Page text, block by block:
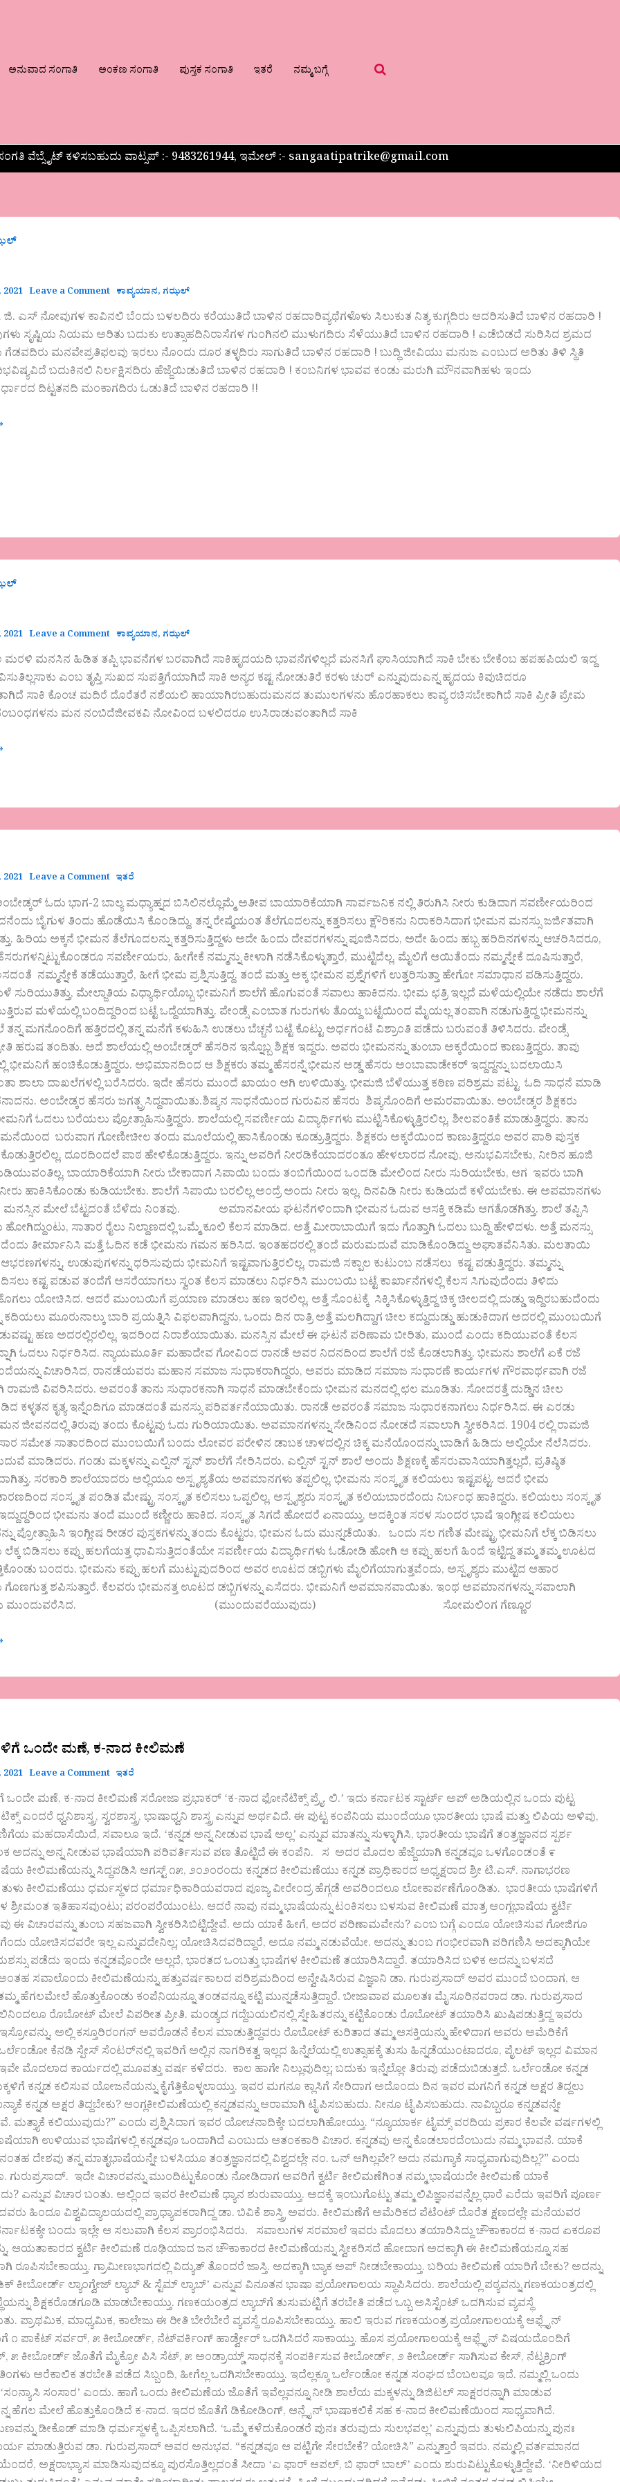
ಅನುವಾದ ಸಂಗಾತಿ ಅಂಕಣ ಸಂಗಾತಿ ಪುಸ್ತಕ ಸಂಗಾತಿ ಇತರೆ ನಮ್ಮ ಬಗ್ಗೆ
ವೆಬ್ಸೈಟ್ ಕಳಿಸಬಹುದು ವಾಟ್ಸಪ್‌ :- 9483261944, ಇಮೇಲ್ :- sangaatipatrike@gmail.com
Leave a Comment ಕಾವ್ಯಯಾನ, ಗಝಲ್
ಎಸ್ ನೋವುಗಳ ಕಾವಿನಲಿ ಬೆಂದು ಬಳಲದಿರು ಕರೆಯುತಿದೆ ಬಾಳಿನ ರಹದಾರಿವ್ಯಥೆಗಳೊಳು ಸಿಲುಕುತ ನಿತ್ಯ ಕುಗ್ಗದಿರು ಆದರಿಸುತಿದೆ ಬಾಳಿನ ರಹದಾರಿ !
ಸೃಷ್ಟಿಯ ನಿಯಮ ಅರಿತು ಬದುಕು ಉತ್ಸಾಹದಿನಿರಾಸೆಗಳ ಗುಂಗಿನಲಿ ಮುಳುಗದಿರು ಸೆಳೆಯುತಿದೆ ಬಾಳಿನ ರಹದಾರಿ ! ಎಡೆಬಿಡದೆ ಸುರಿಸಿದ ಶ್ರಮದ
ಗೆಡವದಿರು ಮನವೇಪ್ರತಿಫಲವು ಇರಲು ನೊಂದು ದೂರ ತಳ್ಳದಿರು ಸಾಗುತಿದೆ ಬಾಳಿನ ರಹದಾರಿ ! ಬುದ್ಧಿ ಜೀವಿಯು ಮನುಜ ಎಂಬುದ ಅರಿತು ತಿಳಿ ಸ್ಥಿತಿ
ಬದುಕಿನಲಿ ನಿರ್ಲಕ್ಷಿಸದಿರು ಹೆಜ್ಜೆಯಿಡುತಿದೆ ಬಾಳಿನ ರಹದಾರಿ ! ಕಂಬನಿಗಳ ಭಾವವ ಕಂಡು ಮರುಗಿ ಮೌನವಾಗಿಹಳು ಇಂದು
ದಿಟ್ಟತನದಿ ಮಂಕಾಗದಿರು ಓಡುತಿದೆ ಬಾಳಿನ ರಹದಾರಿ !!
Leave a Comment ಕಾವ್ಯಯಾನ, ಗಝಲ್
ಮರಳಿ ಮನಸಿನ ಹಿಡಿತ ತಪ್ಪಿ ಭಾವನೆಗಳ ಬರವಾಗಿದೆ‌‌ ಸಾಕಿಹೃದಯದಿ ಭಾವನೆಗಳಿಲ್ಲದೆ ಮನಸಿಗೆ ಘಾಸಿಯಾಗಿದೆ ಸಾಕಿ ಬೇಕು ಬೇಕೆಂಬ ಹಪಹಪಿಯಲಿ ಇದ್ದ
ಎಂಬ ತೃಪ್ತಿ ಸುಖದ ಸುಪತ್ತಿಗೆಯಾಗಿದೆ ಸಾಕಿ ಅನ್ಯರ ಕಷ್ಟ ನೋಡುತಿರೆ ಕರಳು ಚುರ್ ಎನ್ನುವುದುಎನ್ನ ಹೃದಯ ಕಿವುಚಿದರೂ
ಸಾಕಿ ಕೊಂಚ ಮದಿರೆ ದೊರೆತರೆ ನಶೆಯಲಿ ಹಾಯಾಗಿರಬಹುದುಮನದ ತುಮುಲಗಳನು ಹೊರಹಾಕಲು ಕಾವ್ಯ ರಚಿಸಬೇಕಾಗಿದೆ ಸಾಕಿ ಪ್ರೀತಿ ಪ್ರೇಮ
ಮನ ನಂಬಿದೆಜೀವಕವಿ ನೋವಿಂದ ಬಳಲಿದರೂ ಉಸಿರಾಡುವಂತಾಗಿದೆ ಸಾಕಿ
Leave a Comment ಇತರೆ
ಓದು ಭಾಗ-2 ಬಾಲ್ಯ ಮಧ್ಯಾಹ್ನದ ಬಿಸಿಲಿನಲ್ಲೊಮ್ಮೆ ಅತೀವ ಬಾಯಾರಿಕೆಯಾಗಿ ಸಾರ್ವಜನಿಕ ನಲ್ಲಿ ತಿರುಗಿಸಿ ನೀರು ಕುಡಿದಾಗ ಸವರ್ಣೀಯರಿಂದ
ಬೈಗುಳ ತಿಂದು ಹೊಡೆಯಿಸಿ ಕೊಂಡಿದ್ದು, ತನ್ನ ರೇಷ್ಮೆಯಂತ ತೆಲೆಗೂದಲನ್ನು ಕತ್ತರಿಸಲು ಕ್ಷೌರಿಕನು ನಿರಾಕರಿಸಿದಾಗ ಭೀಮನ ಮನಸ್ಸು ಜರ್ಜಿತವಾಗಿ
ಹಿರಿಯ ಅಕ್ಕನೆ ಭೀಮನ ತೆಲೆಗೂದಲನ್ನು ಕತ್ತರಿಸುತ್ತಿದ್ದಳು ಅದೇ ಹಿಂದು ದೇವರಗಳನ್ನು ಪೂಜಿಸಿದರು, ಅದೇ ಹಿಂದು ಹಬ್ಬ ಹರಿದಿನಗಳನ್ನು ಆಚರಿಸಿದರೂ,
ಸವರ್ಣೀಯರು, ಹೀಗೇಕೆ ನಮ್ಮನ್ನು ಕೀಳಾಗಿ ನಡೆಸಿಕೊಳ್ಳುತ್ತಾರೆ, ಮುಟ್ಟಿದೆಲ್ಲ, ಮೈಲಿಗೆ ಆಯಿತೆಂದು ನಮ್ಮನ್ನೇಕೆ ದೂಷಿಸುತ್ತಾರೆ,
ನಮ್ಮನ್ನೇಕೆ ತಡೆಯುತ್ತಾರೆ, ಹೀಗೆ ಭೀಮ ಪ್ರಶ್ನಿಸುತ್ತಿದ್ದ. ತಂದೆ ಮತ್ತು ಅಕ್ಕ ಭೀಮನ ಪ್ರಶ್ನೆಗಳಿಗೆ ಉತ್ತರಿಸುತ್ತಾ ಹೇಗೋ ಸಮಾಧಾನ ಪಡಿಸುತ್ತಿದ್ದರು.
ಸುರಿಯುತಿತ್ತು, ಮೇಲ್ಜಾತಿಯ ವಿಧ್ಯಾರ್ಥಿಯೊಬ್ಬ ಭೀಮನಿಗೆ ಶಾಲೆಗೆ ಹೊಗುವಂತೆ ಸವಾಲು ಹಾಕಿದನು. ಭೀಮ ಛತ್ರಿ ಇಲ್ಲದೆ ಮಳೆಯಲ್ಲಿಯೇ ನಡೆದು ಶಾಲೆಗೆ
ಮಳೆಯಲ್ಲಿ ಬಂದಿದ್ದರಿಂದ ಬಟ್ಟೆ ಒದ್ದೆಯಾಗಿತ್ತು. ಪೇಂಡ್ಸೆ ಎಂಬಾತ ಗುರುಗಳು ತೊಯ್ದ ಬಟ್ಟೆಯಿಂದ ಮೈಯಲ್ಲ ತಂಪಾಗಿ ನಡುಗುತ್ತಿದ್ದ ಭೀಮನನ್ನು
ಮಗನೊಂದಿಗೆ ಹತ್ತಿರದಲ್ಲಿ ತನ್ನ ಮನೆಗೆ ಕಳುಹಿಸಿ ಉಡಲು ಬೆಚ್ಚನೆ ಬಟ್ಟೆ ಕೊಟ್ಟು ಅರ್ಧಗಂಟೆ ವಿಶ್ರಾಂತಿ ಪಡೆದು ಬರುವಂತೆ ತಿಳಿಸಿದರು. ಪೇಂಡ್ಸೆ
ಹರುಷ ತಂದಿತು. ಅದೆ ಶಾಲೆಯಲ್ಲಿ ಅಂಬೇಡ್ಕರ್ ಹೆಸರಿನ ಇನ್ನೊಬ್ಬ ಶಿಕ್ಷಕ ಇದ್ದರು. ಅವರು ಭೀಮನನ್ನು ತುಂಬಾ ಅಕ್ಕರೆಯಿಂದ ಕಾಣುತ್ತಿದ್ದರು. ತಾವು
ಹಂಚಿಕೊಡುತ್ತಿದ್ದರು. ಅಭಿಮಾನದಿಂದ ಆ ಶಿಕ್ಷಕರು ತಮ್ಮ ಹೆಸರನ್ನೆ ಭೀಮನ ಅಡ್ಡ ಹೆಸರು ಅಂಬಾವಾಡೇಕರ್ ಇದ್ದದ್ದನ್ನು ಬದಲಾಯಿಸಿ
ಶಾಲಾ ದಾಖಲೆಗಳಲ್ಲಿ ಬರೆಸಿದರು. ಇದೇ ಹೆಸರು ಮುಂದೆ ಖಾಯಂ ಆಗಿ ಉಳಿಯಿತ್ತು. ಭೀಮಜಿ ಬೆಳೆಯುತ್ತ ಕಠಿಣ ಪರಿಶ್ರಮ ಪಟ್ಟು ಓದಿ ಸಾಧನೆ ಮಾಡಿ
ಅಂಬೇಡ್ಕರ ಹೆಸರು ಜಗತ್ಪ್ರಸಿದ್ದವಾಯಿತು.ಶಿಷ್ಯನ ಸಾಧನೆಯಿಂದ ಗುರುವಿನ ಹೆಸರು ಶಿಷ್ಯನೊಂದಿಗೆ ಅಮರವಾಯಿತು. ಅಂಬೇಡ್ಕರ ಶಿಕ್ಷಕರು
ಓದಲು ಬರೆಯಲು ಪ್ರೋತ್ಸಾಹಿಸುತ್ತಿದ್ದರು. ಶಾಲೆಯಲ್ಲಿ ಸವರ್ಣೀಯ ವಿದ್ಯಾರ್ಥಿಗಳು ಮುಟ್ಟಿಸಿಕೊಳ್ಳುತ್ತಿರಲಿಲ್ಲ. ಶೀಲವಂತಿಕೆ ಮಾಡುತ್ತಿದ್ದರು. ತಾನು
ಮನೆಯಿಂದ ಬರುವಾಗ ಗೋಣೀಚೀಲ ತಂದು ಮೂಲೆಯಲ್ಲಿ ಹಾಸಿಕೊಂಡು ಕೂಡ್ರುತ್ತಿದ್ದರು. ಶಿಕ್ಷಕರು ಅಕ್ಕರೆಯಿಂದ ಕಾಣುತ್ತಿದ್ದರೂ ಅವರ ಪಾಠಿ ಪುಸ್ತಕ
ದೂರದಿಂದಲೆ ಪಾಠ ಹೇಳಿಕೊಡುತ್ತಿದ್ದರು. ಇನ್ನು ಅವರಿಗೆ ನೀರಡಿಕೆಯಾದರಂತೂ ಹೇಳಲಾರದ ನೋವು, ಅನುಭವಿಸಬೇಕು, ನೀರಿನ ಹೂಜಿ
ಬಾಯಾರಿಕೆಯಾಗಿ ನೀರು ಬೇಕಾದಾಗ ಸಿಪಾಯಿ ಬಂದು ತಂಬಿಗೆಯಿಂದ ಒಂದಡಿ ಮೇಲಿಂದ ನೀರು ಸುರಿಯಬೇಕು, ಆಗ ಇವರು ಬಾಗಿ
ಹಾಕಿಸಿಕೊಂಡು ಕುಡಿಯಬೇಕು. ಶಾಲೆಗೆ ಸಿಪಾಯಿ ಬರಲಿಲ್ಲ ಅಂದ್ರೆ ಅಂದು ನೀರು ಇಲ್ಲ. ದಿನವಿಡಿ ನೀರು ಕುಡಿಯದೆ ಕಳೆಯಬೇಕು. ಈ ಅಪಮಾನಗಳು
ಮನಸ್ಸಿನ ಮೇಲೆ ಬೆಟ್ಟದಂತೆ ಬೆಳೆದು ನಿಂತವು. ಅಮಾನವೀಯ ಘಟನೆಗಳಿಂದಾಗಿ ಭೀಮನ ಓದುವ ಆಸಕ್ತಿ ಕಡಿಮೆ ಆಗತೊಡಗಿತ್ತು. ಶಾಲೆ ತಪ್ಪಿಸಿ
ಸಾತಾರ ರೈಲು ನಿಲ್ದಾಣದಲ್ಲಿ ಒಮ್ಮೆ ಕೂಲಿ ಕೆಲಸ ಮಾಡಿದ. ಅತ್ತೆ ಮೀರಾಬಾಯಿಗೆ ಇದು ಗೊತ್ತಾಗಿ ಓದಲು ಬುದ್ದಿ ಹೇಳಿದಳು. ಅತ್ತೆ ಮನಸ್ಸು
ತೀರ್ಮಾನಿಸಿ ಮತ್ತೆ ಓದಿನ ಕಡೆ ಭೀಮನು ಗಮನ ಹರಿಸಿದ. ಇಂತಹದರಲ್ಲಿ ತಂದೆ ಮರುಮದುವೆ ಮಾಡಿಕೊಂಡಿದ್ದು ಅಘಾತವೆನಿಸಿತು. ಮಲತಾಯಿ
ಉಡುಪುಗಳನ್ನು ಧರಿಸುವುದು ಭೀಮನಿಗೆ ಇಷ್ಟವಾಗುತ್ತಿರಲಿಲ್ಲ. ರಾಮಜಿ ಸಕ್ಪಾಲ ಕುಟುಂಬ ನಡೆಸಲು ಕಷ್ಟ ಪಡುತ್ತಿದ್ದರು. ತಮ್ಮನ್ನು
ಕಷ್ಟ ಪಡುವ ತಂದೆಗೆ ಆಸರೆಯಾಗಲು ಸ್ವಂತ ಕೆಲಸ ಮಾಡಲು ನಿರ್ಧರಿಸಿ ಮುಂಬಯಿ ಬಟ್ಟೆ ಕಾರ್ಖಾನೆಗಳಲ್ಲಿ ಕೆಲಸ ಸಿಗುವುದೆಂದು ತಿಳಿದು
ಯೋಚಿಸಿದ. ಆದರೆ ಮುಂಬಯಿಗೆ ಪ್ರಯಾಣ ಮಾಡಲು ಹಣ ಇರಲಿಲ್ಲ. ಅತ್ತೆ ಸೊಂಟಕ್ಕೆ ಸಿಕ್ಕಿಸಿಕೊಳ್ಳುತ್ತಿದ್ದ ಚಿಕ್ಕ ಚೀಲದಲ್ಲಿ ದುಡ್ಡು ಇದ್ದಿರಬಹುದೆಂದು
ಮೂರುನಾಲ್ಕು ಬಾರಿ ಪ್ರಯತ್ನಿಸಿ ವಿಫಲವಾಗಿದ್ದನು, ಒಂದು ದಿನ ರಾತ್ರಿ ಅತ್ತೆ ಮಲಗಿದ್ದಾಗ ಚೀಲ ಕದ್ದುದುಡ್ಡು ಹುಡುಕಿದಾಗ ಅದರಲ್ಲಿ ಮುಂಬಯಿಗೆ
ಹಣ ಅದರಲ್ಲಿರಲಿಲ್ಲ. ಇದರಿಂದ ನಿರಾಶೆಯಾಯಿತು. ಮನಸ್ಸಿನ ಮೇಲೆ ಈ ಘಟನೆ ಪರಿಣಾಮ ಬೀರಿತು, ಮುಂದೆ ಎಂದು ಕದಿಯುವಂತೆ ಕೆಲಸ
ಓದಲು ನಿರ್ಧರಿಸಿದ. ನ್ಯಾಯಮೂರ್ತಿ ಮಹಾದೇವ ಗೋವಿಂದ ರಾನಡೆ ಅವರ ನಿದನದಿಂದ ಶಾಲೆಗೆ ರಜೆ ಕೊಡಲಾಗಿತ್ತು. ಭೀಮನು ಶಾಲೆಗೆ ಏಕೆ ರಜೆ
ವಿಚಾರಿಸಿದ, ರಾನಡೆಯವರು ಮಹಾನ ಸಮಾಜ ಸುಧಾಕರಾಗಿದ್ದರು, ಅವರು ಮಾಡಿದ ಸಮಾಜ ಸುಧಾರಣೆ ಕಾರ್ಯಗಳ ಗೌರವಾರ್ಥವಾಗಿ ರಜೆ
ರಾಮಜಿ ವಿವರಿಸಿದರು. ಅವರಂತೆ ತಾನು ಸುಧಾರಕನಾಗಿ ಸಾಧನೆ ಮಾಡಬೇಕೆಂದು ಭೀಮನ ಮನದಲ್ಲಿ ಛಲ ಮೂಡಿತು. ಸೋದರತ್ತೆ ದುಡ್ಡಿನ ಚೀಲ
ಕಳ್ಳತನ ಕೃತ್ಯ ಇನ್ನೆಂದಿಗೂ ಮಾಡದಂತೆ ಮನಸ್ಸು ಪರಿವರ್ತನೆಯಾಯಿತು. ರಾನಡೆ ಅವರಂತೆ ಸಮಾಜ ಸುಧಾರಕನಾಗಲು ನಿರ್ಧರಿಸಿದ. ಈ ಎರಡು
ಜೀವನದಲ್ಲಿ ತಿರುವು ತಂದು ಕೊಟ್ಟವು ಓದು ಗುರಿಯಾಯಿತು. ಅವಮಾನಗಳನ್ನು ಸೇಡಿನಿಂದ ನೋಡದೆ ಸವಾಲಾಗಿ ಸ್ವೀಕರಿಸಿದ. 1904 ರಲ್ಲಿ ರಾಮಜಿ
ಸಮೇತ ಸಾತಾರದಿಂದ ಮುಂಬಯಿಗೆ ಬಂದು ಲೋವರ ಪರೇಳಿನ ಡಾಬಕ ಚಾಳದಲ್ಲಿನ ಚಿಕ್ಕ ಮನೆಯೊಂದನ್ನು ಬಾಡಿಗೆ ಹಿಡಿದು ಅಲ್ಲಿಯೇ ನೆಲೆಸಿದರು.
ಮಾಡಿದರು. ಗಂಡು ಮಕ್ಕಳನ್ನು ಎಲ್ಪಿನ್ ಸ್ಟನ್ ಶಾಲೆಗೆ ಸೇರಿಸಿದರು. ಎಲ್ಪಿನ್ ಸ್ಟನ್ ಶಾಲೆ ಅಂದು ಶಿಕ್ಷಣಕ್ಕೆ ಹೆಸರುವಾಸಿಯಾಗಿತ್ತಲ್ಲದೆ, ಪ್ರತಿಷ್ಠಿತ
ಸರಕಾರಿ ಶಾಲೆಯಾದರು ಅಲ್ಲಿಯೂ ಅಸ್ಪೃಶ್ಯತೆಯ ಅವಮಾನಗಳು ತಪ್ಪಲಿಲ್ಲ. ಭೀಮನು ಸಂಸ್ಕೃತ ಕಲಿಯಲು ಇಷ್ಟಪಟ್ಟ. ಆದರೆ ಭೀಮ
ಸಂಸ್ಕೃತ ಪಂಡಿತ ಮೇಷ್ಟ್ರು ಸಂಸ್ಕೃತ ಕಲಿಸಲು ಒಪ್ಪಲಿಲ್ಲ. ಅಸ್ಪೃಶ್ಯರು ಸಂಸ್ಕೃತ ಕಲಿಯಬಾರದೆಂದು ನಿರ್ಬಂಧ ಹಾಕಿದ್ದರು. ಕಲಿಯಲು ಸಂಸ್ಕೃತ
ಭೀಮನು ತಂದೆ ಮುಂದೆ ಕಣ್ಣೀರು ಹಾಕಿದ. ಸಂಸ್ಕೃತ ಸಿಗದೆ ಹೋದರೆ ಏನಾಯ್ತು, ಅದಕ್ಕಿಂತ ಸರಳ ಸುಂದರ ಭಾಷೆ ಇಂಗ್ಲೀಷ ಕಲಿಯಲು
ಪ್ರೋತ್ಸಾಹಿಸಿ ಇಂಗ್ಲೀಷ ರೀಡರ ಪುಸ್ತಕಗಳನ್ನು ತಂದು ಕೊಟ್ಟರು, ಭೀಮನ ಓದು ಮುನ್ನಡೆಯಿತು. ಒಂದು ಸಲ ಗಣಿತ ಮೇಷ್ಟ್ರು ಭೀಮನಿಗೆ ಲೆಕ್ಕ ಬಿಡಿಸಲು
ಲೆಕ್ಕ ಬಿಡಿಸಲು ಕಪ್ಪು ಹಲಗೆಯತ್ತ ಧಾವಿಸುತ್ತಿದಂತೆಯೇ ಸವರ್ಣೀಯ ವಿದ್ಯಾರ್ಥಿಗಳು ಓಡೋಡಿ ಹೋಗಿ ಆ ಕಪ್ಪು ಹಲಗೆ ಹಿಂದೆ ಇಟ್ಟಿದ್ದ ತಮ್ಮ ತಮ್ಮ ಊಟದ
ಬಂದರು. ಭೀಮನು ಕಪ್ಪು ಹಲಗೆ ಮುಟ್ಟುವುದರಿಂದ ಅವರ ಊಟದ ಡಬ್ಬಿಗಳು ಮೈಲಿಗೆಯಾಗುತ್ತವೆಂದು, ಅಸ್ಪೃಶ್ಯರು ಮುಟ್ಟಿದ ಆಹಾರ
ಗೊಣಗುತ್ತ ಶಪಿಸುತ್ತಾರೆ. ಕೆಲವರು ಭೀಮನತ್ತ ಊಟದ ಡಬ್ಬಿಗಳನ್ನು ಎಸೆದರು. ಭೀಮನಿಗೆ ಅವಮಾನವಾಯಿತು. ಇಂಥ ಅವಮಾನಗಳನ್ನು ಸವಾಲಾಗಿ
ಓದು ಮುಂದುವರೆಸಿದ. (ಮುಂದುವರೆಯುವುದು) ಸೋಮಲಿಂಗ ಗೆಣ್ಣೂರ
ಒಂದೇ ಮಣೆ, ಕ-ನಾದ ಕೀಲಿಮಣೆ
Leave a Comment ಇತರೆ
ಒಂದೇ ಮಣೆ, ಕ-ನಾದ ಕೀಲಿಮಣೆ ಸರೋಜಾ ಪ್ರಭಾಕರ್ ʻಕ-ನಾದ ಫೋನೆಟಿಕ್ಸ್‌ ಪ್ರೈ. ಲಿ.ʼ ಇದು ಕರ್ನಾಟಕ ಸ್ಟಾರ್ಟ್‌ ಅಪ್‌ ಅಡಿಯಲ್ಲಿನ ಒಂದು ಪುಟ್ಟ
ಎಂದರೆ ಧ್ವನಿಶಾಸ್ತ್ರ, ಸ್ವರಶಾಸ್ತ್ರ, ಭಾಷಾಧ್ವನಿ ಶಾಸ್ತ್ರ ಎನ್ನುವ ಅರ್ಥವಿದೆ. ಈ ಪುಟ್ಟ ಕಂಪೆನಿಯ ಮುಂದೆಯೂ ಭಾರತೀಯ ಭಾಷೆ ಮತ್ತು ಲಿಪಿಯ ಅಳಿವು,
ಮಹದಾಸೆಯಿದೆ, ಸವಾಲೂ ಇದೆ. ʻಕನ್ನಡ ಅನ್ನ ನೀಡುವ ಭಾಷೆ ಅಲ್ಲʼ ಎನ್ನುವ ಮಾತನ್ನು ಸುಳ್ಳಾಗಿಸಿ, ಭಾರತೀಯ ಭಾಷೆಗೆ ತಂತ್ರಜ್ಞಾನದ ಸ್ಪರ್ಶ
ಅದನ್ನು ಅನ್ನ ನೀಡುವ ಭಾಷೆಯಾಗಿ ಪರಿವರ್ತಿಸುವ ಪಣ ತೊಟ್ಟಿದೆ ಈ ಕಂಪೆನಿ. ಸ ಅದರ ಮೊದಲ ಹೆಜ್ಜೆಯಾಗಿ ಕನ್ನಡವೂ ಒಳಗೊಂಡಂತೆ ೯
ಕೀಲಿಮಣೆಯನ್ನು ಸಿದ್ಧಪಡಿಸಿ ಆಗಸ್ಟ್‌ ೧೫, ೨೦೨೦ರಂದು ಕನ್ನಡದ ಕೀಲಿಮಣೆಯು ಕನ್ನಡ ಪ್ರಾಧಿಕಾರದ ಅಧ್ಯಕ್ಷರಾದ ಶ್ರೀ ಟಿ.ಎಸ್.‌ ನಾಗಾಭರಣ
ಕೀಲಿಮಣೆಯು ಧರ್ಮಸ್ಥಳದ ಧರ್ಮಾಧಿಕಾರಿಯವರಾದ ಪೂಜ್ಯ ವೀರೇಂದ್ರ ಹೆಗ್ಗಡೆ ಅವರಿಂದಲೂ ಲೋಕಾರ್ಪಣೆಗೊಂಡಿತು. ಭಾರತೀಯ ಭಾಷೆಗಳಿಗೆ
ಶ್ರೀಮಂತ ಇತಿಹಾಸವುಂಟು; ಪರಂಪರೆಯುಂಟು. ಆದರೆ ನಾವು ನಮ್ಮ ಭಾಷೆಯನ್ನು ಟಂಕಿಸಲು ಬಳಸುವ ಕೀಲಿಮಣೆ ಮಾತ್ರ ಆಂಗ್ಲಭಾಷೆಯ ಕ್ವರ್ಟಿ
ಈ ವಿಚಾರವನ್ನು ತುಂಬ ಸಹಜವಾಗಿ ಸ್ವೀಕರಿಸಿಬಿಟ್ಟಿದ್ದೇವೆ. ಅದು ಯಾಕೆ ಹೀಗೆ, ಅದರ ಪರಿಣಾಮವೇನು? ಎಂಬ ಬಗ್ಗೆ ಎಂದೂ ಯೋಚಿಸುವ ಗೋಜಿಗೂ
ಯೋಚಿಸದವರೇ ಇಲ್ಲ ಎನ್ನುವದೇನಿಲ್ಲ; ಯೋಚಿಸಿದವರಿದ್ದಾರೆ, ಅದೂ ನಮ್ಮ ನಡುವೆಯೇ. ಅದನ್ನು ತುಂಬ ಗಂಭೀರವಾಗಿ ಪರಿಗಣಿಸಿ ಅದಕ್ಕಾಗಿಯೇ
ಪಡೆದು ಇಂದು ಕನ್ನಡವೊಂದೇ ಅಲ್ಲದೆ, ಭಾರತದ ಒಂಬತ್ತು ಭಾಷೆಗಳ ಕೀಲಿಮಣೆ ತಯಾರಿಸಿದ್ದಾರೆ. ತಯಾರಿಸಿದ ಬಳಿಕ ಅದನ್ನು ಬಳಸದೆ
ಸವಾಲೊಂದು ಕೀಲಿಮಣೆಯನ್ನು ಹತ್ತುವರ್ಷಕಾಲದ ಪರಿಶ್ರಮದಿಂದ ಅನ್ವೇಷಿಸಿರುವ ವಿಜ್ಞಾನಿ ಡಾ. ಗುರುಪ್ರಸಾದ್‌ ಅವರ ಮುಂದೆ ಬಂದಾಗ, ಆ
ಹೆಗಲಮೇಲೆ ಹೊತ್ತುಕೊಂಡು ಕಂಪೆನಿಯನ್ನೂ ತಂಡವನ್ನೂ ಕಟ್ಟಿ ಮುನ್ನಡೆಸುತ್ತಿದ್ದಾರೆ. ಬೀಜಾವಾಪ ಮೂಲತಃ ಮೈಸೂರಿನವರಾದ ಡಾ. ಗುರುಪ್ರಸಾದ
ರೊಬೋಟ್‌ ಮೇಲೆ ವಿಪರೀತ ಪ್ರೀತಿ. ಮಂಡ್ಯದ ಗದ್ದೆಬಯಲಿನಲ್ಲಿ ಸ್ನೇಹಿತರನ್ನು ಕಟ್ಟಿಕೊಂಡು ರೊಬೋಟ್‌ ತಯಾರಿಸಿ ಖುಷಿಪಡುತ್ತಿದ್ದ ಇವರು
ಇಸ್ರೋವನ್ನು. ಅಲ್ಲಿ ಕಸ್ತೂರಿರಂಗನ್‌ ಅವರೊಡನೆ ಕೆಲಸ ಮಾಡುತ್ತಿದ್ದವರು ರೊಬೋಟ್‌ ಕುರಿತಾದ ತಮ್ಮ ಆಸಕ್ತಿಯನ್ನು ಹೇಳಿದಾಗ ಅವರು ಅಮೆರಿಕೆಗೆ
ಕೆನಡಿ ಸ್ಪೇಸ್‌ ಸೆಂಟರ್‌ನಲ್ಲಿ ಇವರಿಗೆ ಅಲ್ಲಿನ ನಾಗರಿಕತ್ವ ಇಲ್ಲದ ಹಿನ್ನೆಲೆಯಲ್ಲಿ ಉತ್ಸಾಹಕ್ಕೆ ತುಸು ಹಿನ್ನಡೆಯುಂಟಾದರೂ, ಪೈಲಟ್‌ ಇಲ್ಲದ ವಿಮಾನ
ಮೊದಲಾದ ಕಾರ್ಯದಲ್ಲಿ ಮೂವತ್ತು ವರ್ಷ ಕಳೆದರು. ಕಾಲ ಹಾಗೇ ನಿಲ್ಲುವುದಿಲ್ಲ; ಬದುಕು ಇನ್ನೆಲ್ಲೋ ತಿರುವು ಪಡೆದುಬಿಡುತ್ತದೆ. ಒರ್ಲೆಂಡೋ ಕನ್ನಡ
ಕನ್ನಡ ಕಲಿಸುವ ಯೋಜನೆಯನ್ನು ಕೈಗೆತ್ತಿಕೊಳ್ಳಲಾಯ್ತು. ಇವರ ಮಗನೂ ಕ್ಲಾಸಿಗೆ ಸೇರಿದಾಗ ಅದೊಂದು ದಿನ ಇವರ ಮಗನಿಗೆ ಕನ್ನಡ ಅಕ್ಷರ ತಿದ್ದಲು
ಕನ್ನಡ ಅಕ್ಷರ ತಿದ್ದಬೇಕು? ಆಂಗ್ಲಕೀಲಿಮಣೆಯಲ್ಲಿ ಕನ್ನಡವನ್ನು ಆರಾಮಾಗಿ ಟೈಪಿಸಬಹುದು. ನೀನೂ ಟೈಪಿಸಬಹುದು. ನಾವಿಬ್ಬರೂ ಕನ್ನಡವನ್ನೇ
ಮತ್ತ್ಯಾಕೆ ಕಲಿಯುವುದು?” ಎಂದು ಪ್ರಶ್ನಿಸಿದಾಗ ಇವರ ಯೋಚನಾದಿಕ್ಕೇ ಬದಲಾಗಿಹೋಯ್ತು. “ನ್ಯೂಯಾರ್ಕ ಟೈಮ್ಸ್‌ ವರದಿಯ ಪ್ರಕಾರ ಕೆಲವೇ ವರ್ಷಗಳಲ್ಲಿ
ಉಳಿಯುವ ಭಾಷೆಗಳಲ್ಲಿ ಕನ್ನಡವೂ ಒಂದಾಗಿದೆ ಎಂಬುದು ಆತಂಕಕಾರಿ ವಿಚಾರ. ಕನ್ನಡವು ಅನ್ನ ಕೊಡಲಾರದೆಂಬುದು ನಮ್ಮ ಭಾವನೆ. ಯಾಕೆ
ದೇಶವು ತನ್ನ ಮಾತೃಭಾಷೆಯನ್ನೇ ಬಳಸಿಯೂ ತಂತ್ರಜ್ಞಾನದಲ್ಲಿ ವಿಶ್ವದಲ್ಲೇ ನಂ. ಒನ್‌ ಆಗಿಲ್ಲವೇ? ಅದು ನಮಗ್ಯಾಕೆ ಸಾಧ್ಯವಾಗುವುದಿಲ್ಲ?” ಎಂದು
ಡಾ. ಗುರುಪ್ರಸಾದ್.‌ ಇದೇ ವಿಚಾರವನ್ನು ಮುಂದಿಟ್ಟುಕೊಂಡು ನೋಡಿದಾಗ ಅವರಿಗೆ ಕ್ವರ್ಟಿ ಕೀಲಿಮಣೆಗಿಂತ ನಮ್ಮ ಭಾಷೆಯದೇ ಕೀಲಿಮಣೆ ಯಾಕೆ
ಎನ್ನುವ ವಿಚಾರ ಬಂತು. ಅಲ್ಲಿಂದ ಇವರ ಕೀಲಿಮಣೆ ಧ್ಯಾನ ಶುರುವಾಯ್ತು. ಅದಕ್ಕೆ ಇಂಬುಗೊಟ್ಟು ತಮ್ಮ ಲಿಪಿಜ್ಞಾನವನ್ನೆಲ್ಲ ಧಾರೆ ಎರೆದು ಇವರಿಗೆ ಪೂರ್ಣ
ಹಿಂದೂ ವಿಶ್ವವಿದ್ಯಾಲಯದಲ್ಲಿ ಪ್ರಾಧ್ಯಾಪಕರಾಗಿದ್ದ ಡಾ. ಬಿವಿಕೆ ಶಾಸ್ತ್ರಿ ಅವರು. ಕೀಲಿಮಣೆಗೆ ಅಮೆರಿಕದ ಪೆಟೆಂಟ್‌ ದೊರೆತ ಕ್ಷಣದಲ್ಲೇ ಮನೆಯವರ
ಬಂದು ಇಲ್ಲೇ ಆ ಸಲುವಾಗಿ ಕೆಲಸ ಪ್ರಾರಂಭಿಸಿದರು. ಸವಾಲುಗಳ ಸರಮಾಲೆ ಇವರು ಮೊದಲು ತಯಾರಿಸಿದ್ದು ಚೌಕಾಕಾರದ ಕ-ನಾದ ಏಕರೂಪ
ಆಯತಾಕಾರದ ಕ್ವರ್ಟಿ ಕೀಲಿಮಣೆ ರೂಢಿಯಾದ ಜನ ಚೌಕಾಕಾರದ ಕೀಲಿಮಣೆಯನ್ನು ಸ್ವೀಕರಿಸದೆ ಹೋದಾಗ ಅದಕ್ಕಾಗಿ ಈ ಕೀಲಿಮಣೆಯನ್ನೂ ಸಹ
ರೂಪಿಸಬೇಕಾಯ್ತು. ಗ್ರಾಮೀಣಭಾಗದಲ್ಲಿ ವಿದ್ಯುತ್‌ ತೊಂದರೆ ಜಾಸ್ತಿ. ಅದಕ್ಕಾಗಿ ಬ್ಯಾಕ ಅಪ್‌ ನೀಡಬೇಕಾಯ್ತು. ಬರಿಯ ಕೀಲಿಮಣೆ ಯಾರಿಗೆ ಬೇಕು? ಅದನ್ನು
ಕೀಬೋರ್ಡ್‌ ಲ್ಯಾಂಗ್ವೇಜ್‌ ಲ್ಯಾಬ್‌ & ಸ್ಟೆಮ್‌ ಲ್ಯಾಬ್‌ʼ ಎನ್ನುವ ವಿನೂತನ ಭಾಷಾ ಪ್ರಯೋಗಾಲಯ ಸ್ಥಾಪಿಸಿದರು. ಶಾಲೆಯಲ್ಲಿ ಪಠ್ಯವನ್ನು ಗಣಕಯಂತ್ರದಲ್ಲಿ
ಶಿಕ್ಷಕರೊಡಗೂಡಿ ಮಾಡಬೇಕಾಯ್ತು. ಗಣಕಯಂತ್ರದ ಲ್ಯಾಬ್‌ಗೆ ತುಸುಮಟ್ಟಿಗೆ ತರಬೇತಿ ಪಡೆದ ಒಬ್ಬ ಅಸಿಸ್ಟೆಂಟ್‌ ಒದಗಿಸುವ ವ್ಯವಸ್ಥೆ
ಪ್ರಾಥಮಿಕ, ಮಾಧ್ಯಮಿಕ, ಕಾಲೇಜು ಈ ರೀತಿ ಬೇರೆಬೇರೆ ವ್ಯವಸ್ಥೆ ರೂಪಿಸಬೇಕಾಯ್ತು. ಹಾಲಿ ಇರುವ ಗಣಕಯಂತ್ರ ಪ್ರಯೋಗಾಲಯಕ್ಕೆ ಆಫ್ಲೈನ್‌
ಪಾಕೆಟ್‌ ಸರ್ವರ್‌, ೫ ಕೀಬೋರ್ಡ್‌, ನೆಟ್‌ವರ್ಕಿಂಗ್‌ ಹಾರ್ಡ್ವೇರ್‌ ಒದಗಿಸಿದರೆ ಸಾಕಾಯ್ತು. ಹೊಸ ಪ್ರಯೋಗಾಲಯಕ್ಕೆ ಆಫ್ಲೈನ್‌ ವಿಷಯದೊಂದಿಗೆ
೫ ಕೀಬೋರ್ಡ್‌ ಜೊತೆಗೆ ಮೈಕ್ರೋ ಪಿಸಿ ಸೆಟ್‌, ೫ ಅಂಡ್ರಾಯ್ಡ್‌ ಸಾಧನಕ್ಕೆ ಸಂಪರ್ಕಿಸುವ ಕೀಬೋರ್ಡ್‌, ೨ ಕೀಬೋರ್ಡ್‌ ಸಾಗಿಸುವ ಕೇಸ್‌, ನೆಟ್ವಕ್ರಿಂಗ್‌
ಅರೆಕಾಲಿಕ ತರಬೇತಿ ಪಡೆದ ಸಿಬ್ಬಂದಿ, ಹೀಗೆಲ್ಲ ಒದಗಿಸಬೇಕಾಯ್ತು. ಇದೆಲ್ಲಕ್ಕೂ ಒರ್ಲೆಂಡೋ ಕನ್ನಡ ಸಂಘದ ಬೆಂಬಲವೂ ಇದೆ. ನಮ್ಮಲ್ಲಿ ಒಂದು
ಸಂಸಾರʼ ಎಂದು. ಹಾಗೆ ಒಂದು ಕೀಲಿಮಣೆಯ ಜೊತೆಗೆ ಇವೆಲ್ಲವನ್ನೂ ನೀಡಿ ಶಾಲೆಯ ಮಕ್ಕಳನ್ನು ಡಿಜಿಟಲ್‌ ಸಾಕ್ಷರರನ್ನಾಗಿ ಮಾಡುವ
ಹೆಗಲ ಮೇಲೆ ಹೊತ್ತುಕೊಂಡಿದೆ ಕ-ನಾದ. ಇದರ ಜೊತೆಗೆ ಡಿಕೋಡಿಂಗ್‌, ಆನ್ಲೈನ್‌ ಭಾಷಾಕಲಿಕೆ ಸಹ ಕ-ನಾದ ಕೀಲಿಮಣೆಯಿಂದ ಸಾಧ್ಯವಾಗಿದೆ.
ಡೀಕೊಡ್‌ ಮಾಡಿ ಧರ್ಮಸ್ಥಳಕ್ಕೆ ಒಪ್ಪಿಸಲಾಗಿದೆ. ʻಒಮ್ಮೆ ಕಳೆದುಕೊಂಡರೆ ಪುನಃ ತರುವುದು ಸುಲಭವಲ್ಲʼ ಎನ್ನುವುದು ತುಳುಲಿಪಿಯನ್ನು ಪುನಃ
ಮಾಡುತ್ತಿರುವ ಡಾ. ಗುರುಪ್ರಸಾದ್‌ ಅವರ ಅನುಭವ. “ಕನ್ನಡವೂ ಆ ಪಟ್ಟಿಗೇ ಸೇರಬೇಕೆ? ಯೋಚಿಸಿ” ಎನ್ನುತ್ತಾರೆ ಇವರು. ನಮ್ಮಲ್ಲಿ ವರ್ತಮಾನದ
ಅಕ್ಷರಾಭ್ಯಾಸ ಮಾಡಿಸುವುದಕ್ಕೂ ಪುರಸೊತ್ತಿಲ್ಲದಂತೆ ಸೀದಾ ʻಎ ಫಾರ್‌ ಆಪಲ್‌, ಬಿ ಫಾರ್‌ ಬಾಲ್‌ʼ ಎಂದು ಶುರುವಿಟ್ಟುಕೊಳ್ಳುತ್ತಿದ್ದೇವೆ. ʻನೀರಿಳಿಯದ